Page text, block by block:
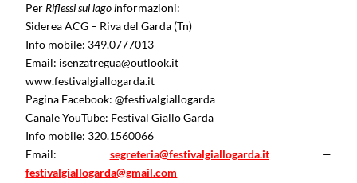
PerRiflessi sul lago informazioni:
Siderea ACG – Riva del Garda (Tn)
Info mobile: 349.0777013
Email: isenzatregua@outlook.it
www.festivalgiallogarda.it
Pagina Facebook: @festivalgiallogarda
Canale YouTube: Festival Giallo Garda
Info mobile: 320.1560066
Email: segreteria@festivalgiallogarda.it—
festivalgiallogarda@gmail.com